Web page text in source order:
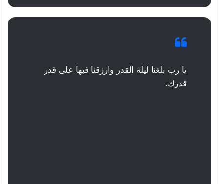
يا رب بلغنا ليلة القدر وارزقنا فيها على قدر
قدرك.